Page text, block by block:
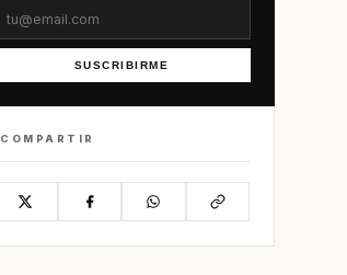
SUSCRIBIRME
COMPARTIR